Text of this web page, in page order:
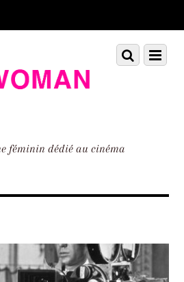
féminin dédié au cinéma
Menu
Scroll
down